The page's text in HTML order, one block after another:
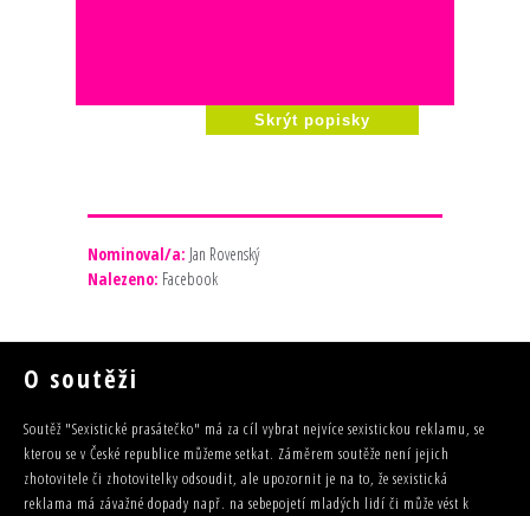
Skrýt popisky
Nominoval/a: Jan Rovenský
Nalezeno: Facebook
O soutěži
Soutěž "Sexistické prasátečko" má za cíl vybrat nejvíce sexistickou reklamu, se
kterou se v České republice můžeme setkat. Záměrem soutěže není jejich
zhotovitele či zhotovitelky odsoudit, ale upozornit je na to, že sexistická
reklama má závažné dopady např. na sebepojetí mladých lidí či může vést k